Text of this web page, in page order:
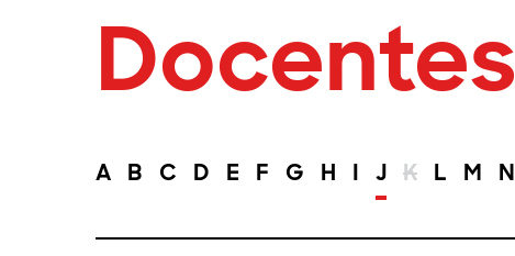
Docentes
A B C D E F G H I J K L M N